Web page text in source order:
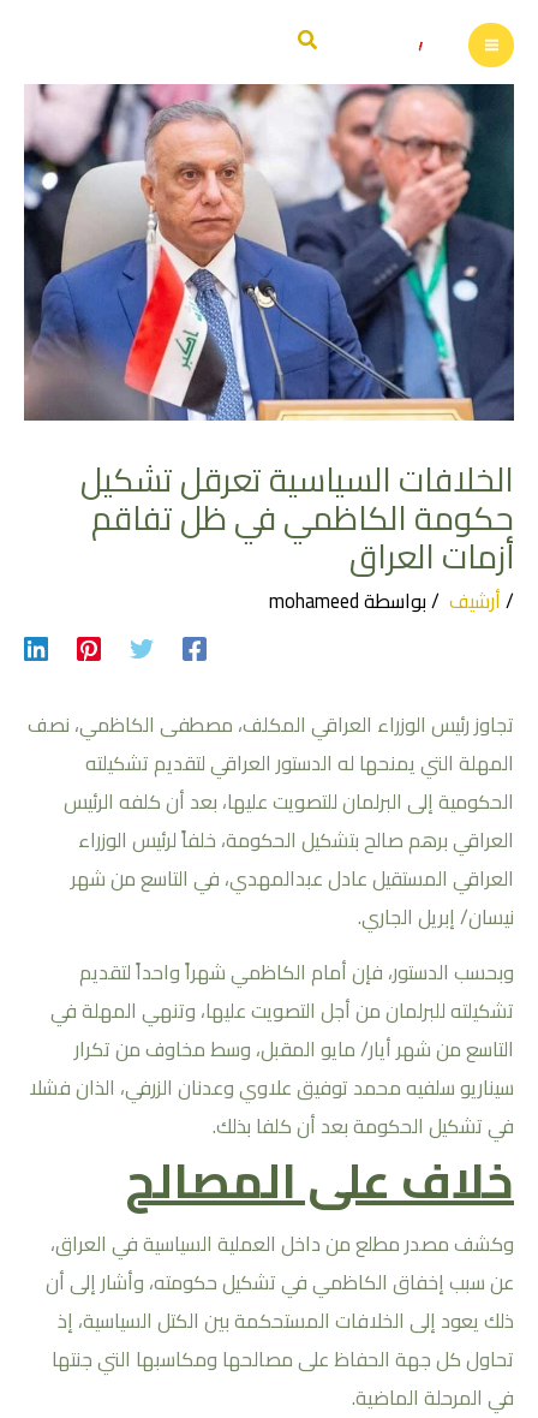
تخطي
إلى
المحتوى
البحث
الخلافات السياسية تعرقل تشكيل
حكومة الكاظمي في ظل تفاقم
أزمات العراق
/أرشيف / بواسطةmohameed
تجاوز رئيس الوزراء العراقي المكلف، مصطفى الكاظمي، نصف
المهلة التي يمنحها له الدستور العراقي لتقديم تشكيلته
الحكومية إلى البرلمان للتصويت عليها، بعد أن كلفه الرئيس
العراقي برهم صالح بتشكيل الحكومة، خلفاً لرئيس الوزراء
العراقي المستقيل عادل عبدالمهدي، في التاسع من شهر
نيسان/ إبريل الجاري.
وبحسب الدستور، فإن أمام الكاظمي شهراً واحداً لتقديم
تشكيلته للبرلمان من أجل التصويت عليها، وتنهي المهلة في
التاسع من شهر أيار/ مايو المقبل، وسط مخاوف من تكرار
سيناريو سلفيه محمد توفيق علاوي وعدنان الزرفي، الذان فشلا
في تشكيل الحكومة بعد أن كلفا بذلك.
خلاف على المصالح
وكشف مصدر مطلع من داخل العملية السياسية في العراق،
عن سبب إخفاق الكاظمي في تشكيل حكومته، وأشار إلى أن
ذلك يعود إلى الخلافات المستحكمة بين الكتل السياسية، إذ
تحاول كل جهة الحفاظ على مصالحها ومكاسبها التي جنتها
في المرحلة الماضية.